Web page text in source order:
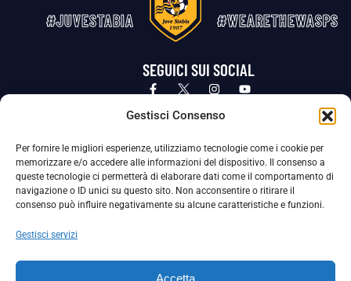
Gestisci Consenso
Per fornire le migliori esperienze, utilizziamo tecnologie come i cookie per
memorizzare e/o accedere alle informazioni del dispositivo. Il consenso a
queste tecnologie ci permetterà di elaborare dati come il comportamento di
navigazione o ID unici su questo sito. Non acconsentire o ritirare il
consenso può influire negativamente su alcune caratteristiche e funzioni.
Gestisci servizi
Accetta
#JUVESTABIA #WEARETHEWASPS
SEGUICI SUI SOCIAL
Privacy Policy Cookie Policy
La Società ha nominato il Responsabile della Protezione dei Dati Personali (DPO), figura specializzata che vigila sulle modalità
adottate dalla nostra Società per tutelare i Suoi dati personali.
Per contattare il DPO può scrivere a